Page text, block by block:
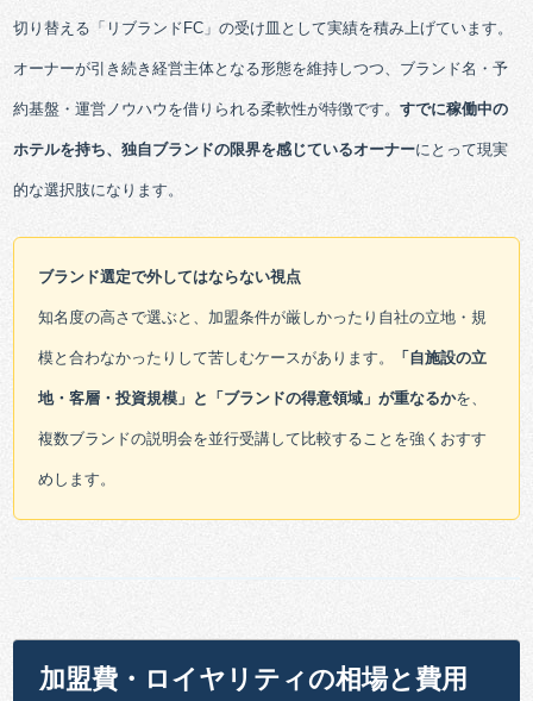
切り替える「リブランドFC」の受け皿として実績を積み上げています。
オーナーが引き続き経営主体となる形態を維持しつつ、ブランド名・予
約基盤・運営ノウハウを借りられる柔軟性が特徴です。すでに稼働中の
ホテルを持ち、独自ブランドの限界を感じているオーナーにとって現実
的な選択肢になります。
ブランド選定で外してはならない視点
知名度の高さで選ぶと、加盟条件が厳しかったり自社の立地・規
模と合わなかったりして苦しむケースがあります。 「自施設の立
地・客層・投資規模」と「ブランドの得意領域」が重なるかを、
複数ブランドの説明会を並行受講して比較することを強くおすす
めします。
加盟費・ロイヤリティの相場と費用